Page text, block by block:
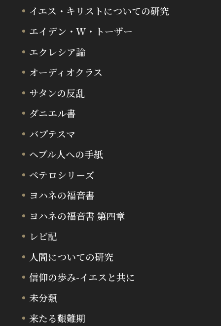
イエス・キリストについての研究
エイデン・W・トーザー
エクレシア論
オーディオクラス
サタンの反乱
ダニエル書
バプテスマ
ヘブル人への手紙
ペテロシリーズ
ヨハネの福音書
ヨハネの福音書 第四章
レビ記
人間についての研究
信仰の歩み-イエスと共に
未分類
来たる艱難期